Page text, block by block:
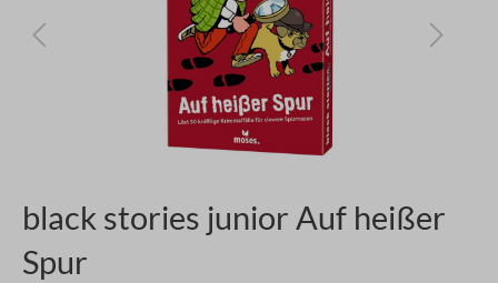
black stories junior Auf heißer
Spur